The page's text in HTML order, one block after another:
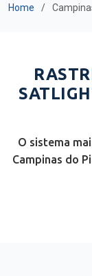
Home
O sistema
Campinas do